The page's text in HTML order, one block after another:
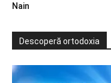
Nain
Descoperă ortodoxia